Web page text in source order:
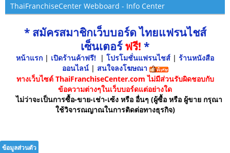
ThaiFranchiseCenter Webboard - Info Center
* สมัครสมาชิกเว็บบอร์ด ไทยแฟรนไชส์
เซ็นเตอร์ฟรี! *
หน้าแรก | เปิดร้านค้าฟรี! | โปรโมชั่นแฟรนไชส์ | ร้านหนังสือ
ออนไลน์ | สนใจลงโฆษณา
ทางเว็บไซต์ ThaiFranchiseCenter.com ไม่มีส่วนรับผิดชอบกับ
ข้อความต่างๆในเว็บบอร์ดแต่อย่างใด
ไม่ว่าจะเป็นการซื้อ-ขาย-เช่า-เซ้ง หรือ อื่นๆ (ผู้ซื้อ หรือ ผู้ขาย กรุณา
ใช้วิจารณญาณในการติดต่อทางธุรกิจ)
ข้อมูลส่วนตัว